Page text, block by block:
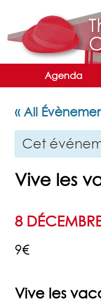
Agenda
« All
Cet
Vive les
8
9€
Vive les